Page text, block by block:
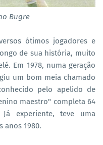
Bugre
ótimos jogadores e
de sua história, muito
Em 1978, numa geração
um bom meia chamado
pelo apelido de
maestro" completa 64
experiente, teve uma
anos 1980.